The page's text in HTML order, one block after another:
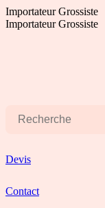
Aller
au
Importateur Grossiste
Importateur Grossiste
Devis
Contact